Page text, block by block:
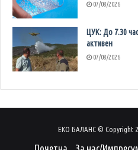
07/08/2026
ЦУК: До 7.30
активен
07/08/2026
ЕКО БАЛАНС © Copyright